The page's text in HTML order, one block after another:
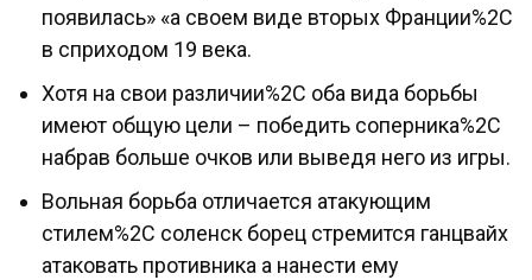
появилась» «а своем виде вторых Франции%2C
в сприходом 19 века.
Хотя на свои различии%2C оба вида борьбы
имеют общую цели – победить соперника%2C
набрав больше очков или выведя него из игры.
Вольная борьба отличается атакующим
стилем%2C соленск борец стремится ганцвайх
атаковать противника а нанести ему